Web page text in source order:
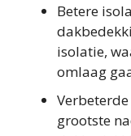
Betere
isolatie,
omlaag
grootste